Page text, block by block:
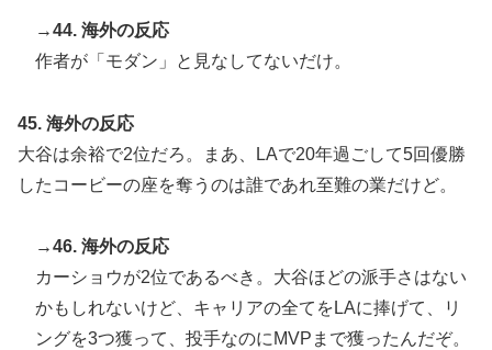
→44. 海外の反応
作者が「モダン」と見なしてないだけ。
45. 海外の反応
大谷は余裕で2位だろ。まあ、LAで20年過ごして5回優勝
したコービーの座を奪うのは誰であれ至難の業だけど。
→46. 海外の反応
カーショウが2位であるべき。大谷ほどの派手さはない
かもしれないけど、キャリアの全てをLAに捧げて、リ
ングを3つ獲って、投手なのにMVPまで獲ったんだぞ。